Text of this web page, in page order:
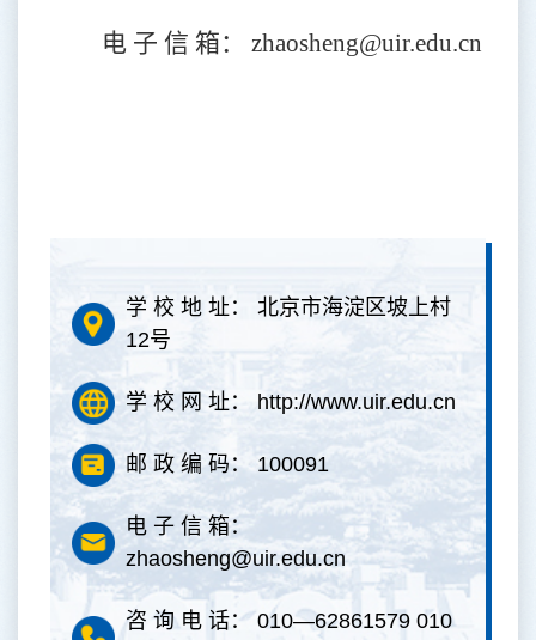
电 子 信 箱： zhaosheng@uir.edu.cn
学 校 地 址： 北京市海淀区坡上村
12号
学 校 网 址： http://www.uir.edu.cn
邮 政 编 码： 100091
电 子 信 箱：
zhaosheng@uir.edu.cn
咨 询 电 话： 010—62861579 010